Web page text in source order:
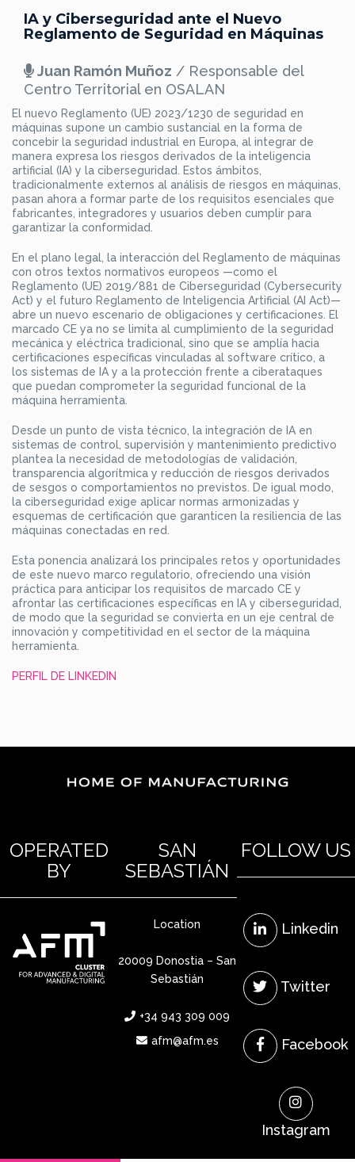
IA y Ciberseguridad ante el Nuevo
Reglamento de Seguridad en Máquinas
Juan Ramón Muñoz / Responsable del
Centro Territorial en OSALAN
El nuevo Reglamento (UE) 2023/1230 de seguridad en
máquinas supone un cambio sustancial en la forma de
concebir la seguridad industrial en Europa, al integrar de
manera expresa los riesgos derivados de la inteligencia
artificial (IA) y la ciberseguridad. Estos ámbitos,
tradicionalmente externos al análisis de riesgos en máquinas,
pasan ahora a formar parte de los requisitos esenciales que
fabricantes, integradores y usuarios deben cumplir para
garantizar la conformidad.
En el plano legal, la interacción del Reglamento de máquinas
con otros textos normativos europeos —como el
Reglamento (UE) 2019/881 de Ciberseguridad (Cybersecurity
Act) y el futuro Reglamento de Inteligencia Artificial (AI Act)—
abre un nuevo escenario de obligaciones y certificaciones. El
marcado CE ya no se limita al cumplimiento de la seguridad
mecánica y eléctrica tradicional, sino que se amplía hacia
certificaciones específicas vinculadas al software crítico, a
los sistemas de IA y a la protección frente a ciberataques
que puedan comprometer la seguridad funcional de la
máquina herramienta.
Desde un punto de vista técnico, la integración de IA en
sistemas de control, supervisión y mantenimiento predictivo
plantea la necesidad de metodologías de validación,
transparencia algorítmica y reducción de riesgos derivados
de sesgos o comportamientos no previstos. De igual modo,
la ciberseguridad exige aplicar normas armonizadas y
esquemas de certificación que garanticen la resiliencia de las
máquinas conectadas en red.
Esta ponencia analizará los principales retos y oportunidades
de este nuevo marco regulatorio, ofreciendo una visión
práctica para anticipar los requisitos de marcado CE y
afrontar las certificaciones específicas en IA y ciberseguridad,
de modo que la seguridad se convierta en un eje central de
innovación y competitividad en el sector de la máquina
herramienta.
PERFIL DE LINKEDIN
OPERATED
BY
SAN
SEBASTIÁN
Location
20009 Donostia – San
Sebastián
+34 943 309 009
afm@afm.es
FOLLOW US
Linkedin
Twitter
Facebook
Instagram